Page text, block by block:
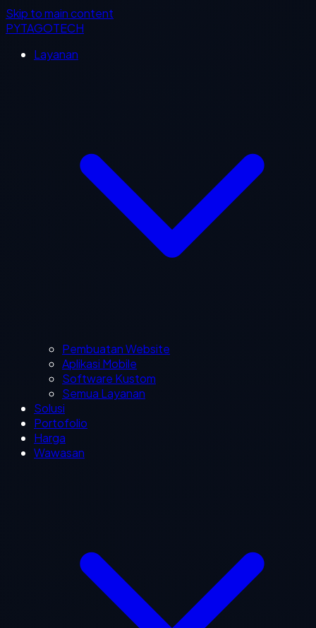
Skip to main content
PYTAGOTECH
Layanan
Pembuatan Website
Aplikasi Mobile
Software Kustom
Semua Layanan
Solusi
Portofolio
Harga
Wawasan